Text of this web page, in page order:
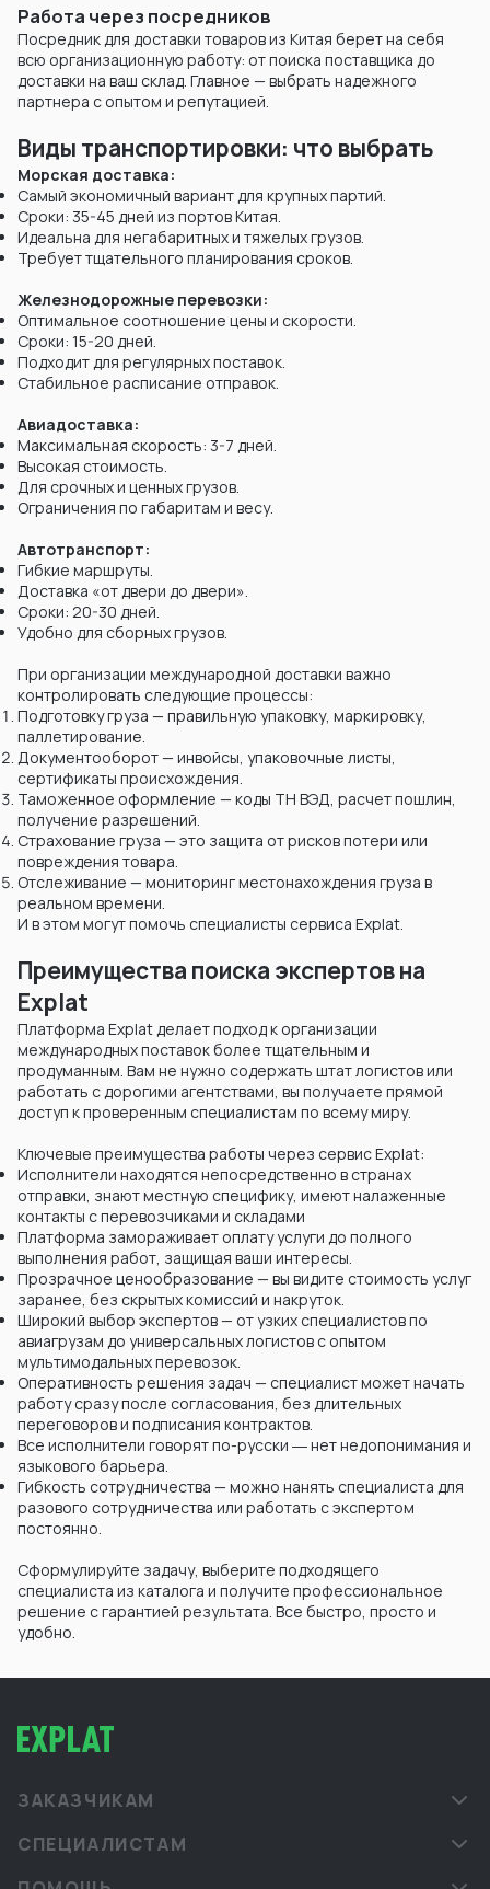
Работа через посредников
Посредник для доставки товаров из Китая берет на себя
всю организационную работу: от поиска поставщика до
доставки на ваш склад. Главное — выбрать надежного
партнера с опытом и репутацией.
Виды транспортировки: что выбрать
Морская доставка:
Самый экономичный вариант для крупных партий.
Сроки: 35-45 дней из портов Китая.
Идеальна для негабаритных и тяжелых грузов.
Требует тщательного планирования сроков.
Железнодорожные перевозки:
Оптимальное соотношение цены и скорости.
Сроки: 15-20 дней.
Подходит для регулярных поставок.
Стабильное расписание отправок.
Авиадоставка:
Максимальная скорость: 3-7 дней.
Высокая стоимость.
Для срочных и ценных грузов.
Ограничения по габаритам и весу.
Автотранспорт:
Гибкие маршруты.
Доставка «от двери до двери».
Сроки: 20-30 дней.
Удобно для сборных грузов.
При организации международной доставки важно
контролировать следующие процессы:
Подготовку груза — правильную упаковку, маркировку,
паллетирование.
Документооборот — инвойсы, упаковочные листы,
сертификаты происхождения.
Таможенное оформление — коды ТН ВЭД, расчет пошлин,
получение разрешений.
Страхование груза — это защита от рисков потери или
повреждения товара.
Отслеживание — мониторинг местонахождения груза в
реальном времени.
И в этом могут помочь специалисты сервиса Explat.
Преимущества поиска экспертов на
Explat
Платформа Explat делает подход к организации
международных поставок более тщательным и
продуманным. Вам не нужно содержать штат логистов или
работать с дорогими агентствами, вы получаете прямой
доступ к проверенным специалистам по всему миру.
Ключевые преимущества работы через сервис Explat:
Исполнители находятся непосредственно в странах
отправки, знают местную специфику, имеют налаженные
контакты с перевозчиками и складами
Платформа замораживает оплату услуги до полного
выполнения работ, защищая ваши интересы.
Прозрачное ценообразование — вы видите стоимость услуг
заранее, без скрытых комиссий и накруток.
Широкий выбор экспертов — от узких специалистов по
авиагрузам до универсальных логистов с опытом
мультимодальных перевозок.
Оперативность решения задач — специалист может начать
работу сразу после согласования, без длительных
переговоров и подписания контрактов.
Все исполнители говорят по-русски ― нет недопонимания и
языкового барьера.
Гибкость сотрудничества — можно нанять специалиста для
разового сотрудничества или работать с экспертом
постоянно.
Сформулируйте задачу, выберите подходящего
специалиста из каталога и получите профессиональное
решение с гарантией результата. Все быстро, просто и
удобно.
ЗАКАЗЧИКАМ
СПЕЦИАЛИСТАМ